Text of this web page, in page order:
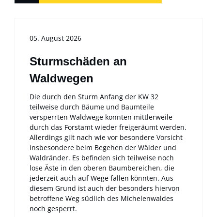
05. August 2026
Sturmschäden an
Waldwegen
Die durch den Sturm Anfang der KW 32
teilweise durch Bäume und Baumteile
versperrten Waldwege konnten mittlerweile
durch das Forstamt wieder freigeräumt werden.
Allerdings gilt nach wie vor besondere Vorsicht
insbesondere beim Begehen der Wälder und
Waldränder. Es befinden sich teilweise noch
lose Äste in den oberen Baumbereichen, die
jederzeit auch auf Wege fallen könnten. Aus
diesem Grund ist auch der besonders hiervon
betroffene Weg südlich des Michelenwaldes
noch gesperrt.